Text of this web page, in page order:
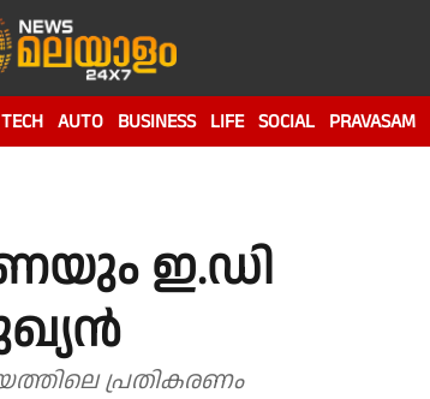
TECH AUTO BUSINESS LIFE SOCIAL PRAVASAM
ഇ.ഡി
പ്രതികരണം